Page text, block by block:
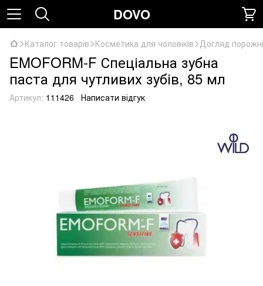
DOVO
Каталог товарів Косметика для чоловіків Догляд
EMOFORM-F Спеціальна зубна
паста для чутливих зубів, 85 мл
Артикул: 111426 Написати відгук